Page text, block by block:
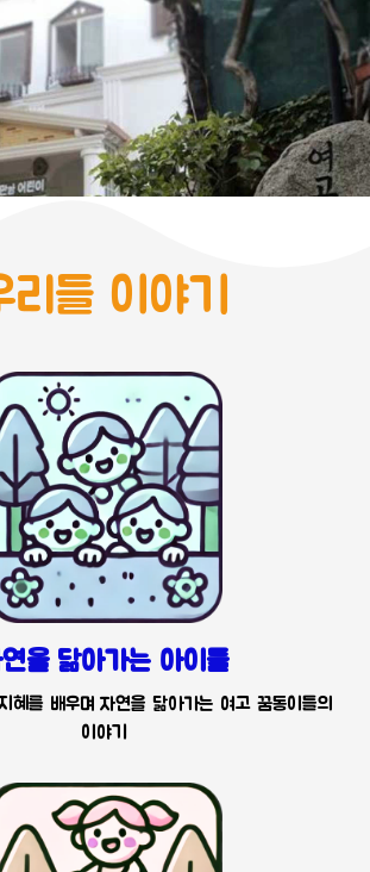
리들 이야기
을 닮아가는 아이들
혜를 배우며 자연을 닮아가는 여고 꿈동이들의
이야기